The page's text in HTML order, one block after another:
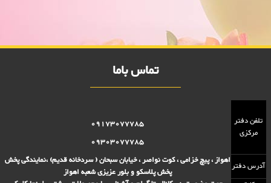
تماس باما
تلفن دفتر
مرکزی
09173077785
09303077785
آدرس دفتراهواز ، پیچ خزامی ، کوت نواصر ، خیابان سبحان ( سردخانه قدیم) ،نمایندگی پخش
پخش پلاسکو و بلور عزیزی شعبه اهواز